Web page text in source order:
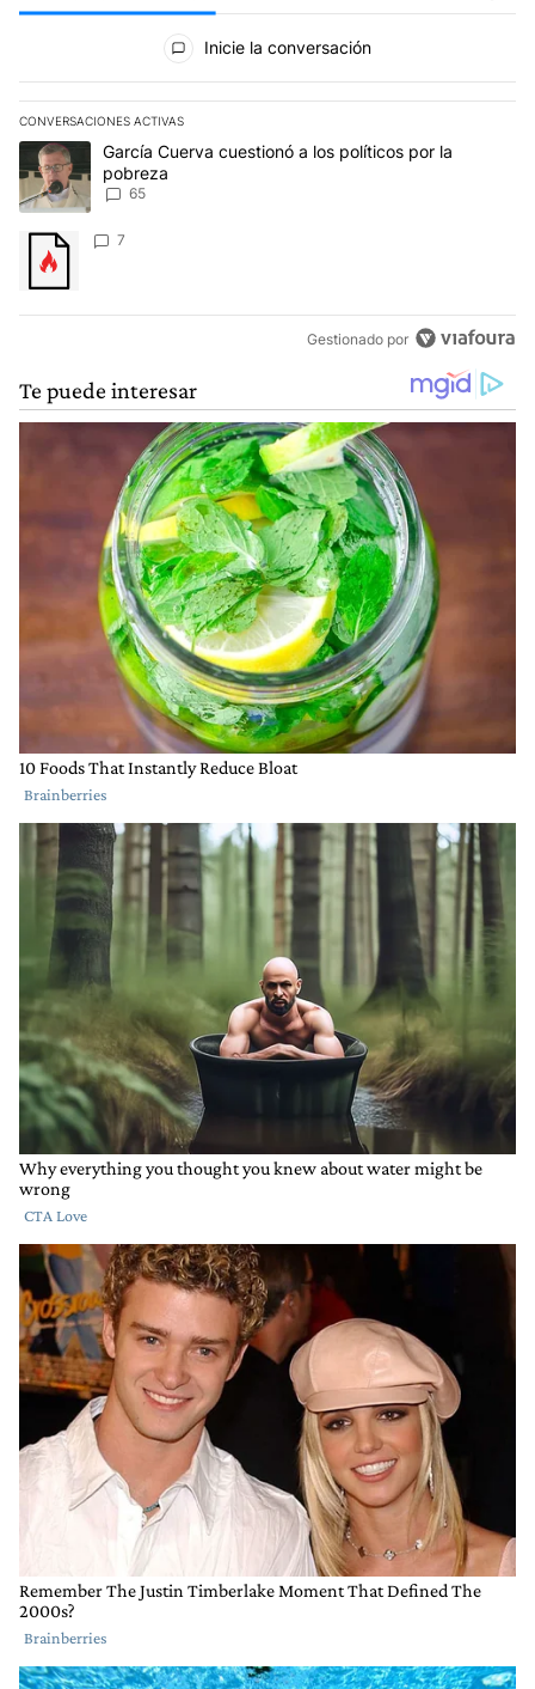
Todos los comentarios
Inicie la conversación
CONVERSACIONES ACTIVAS
Este listado muestra los artículos con más comentarios en los
Un artículo de tendencia con el título "García Cuerva cuestionó
García Cuerva cuestionó a los políticos por la
pobreza
65
Un artículo de tendencia con el título "" con 7 comentarios.
7
Gestionado por